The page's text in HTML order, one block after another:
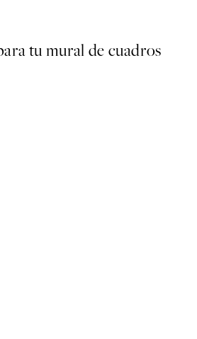
tu mural de cuadros